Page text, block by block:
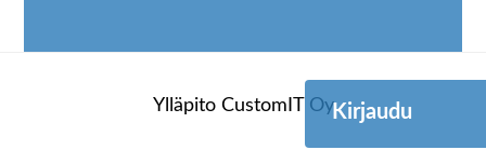
Ylläpito CustomIT Oy